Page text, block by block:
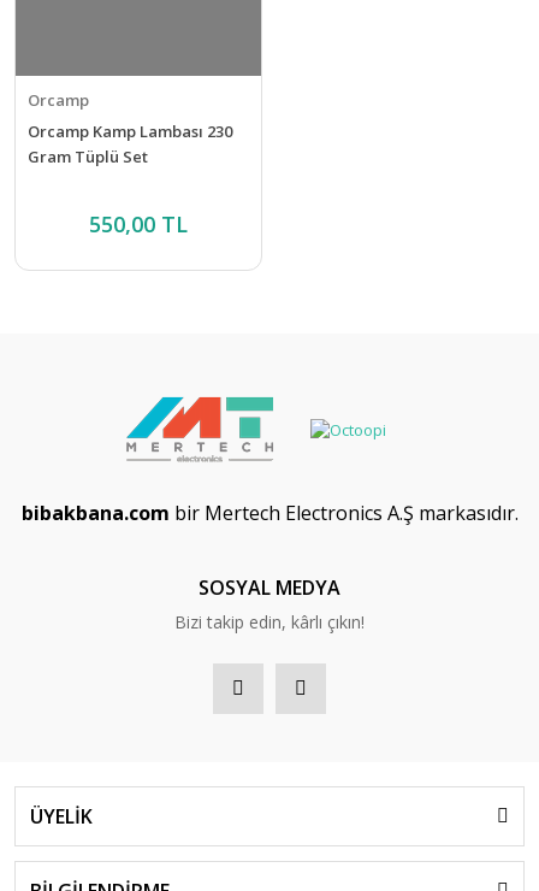
Orcamp
Orcamp Kamp Lambası 230
Gram Tüplü Set
550,00 TL
bibakbana.com bir Mertech Electronics A.Ş markasıdır.
SOSYAL MEDYA
Bizi takip edin, kârlı çıkın!
ÜYELİK